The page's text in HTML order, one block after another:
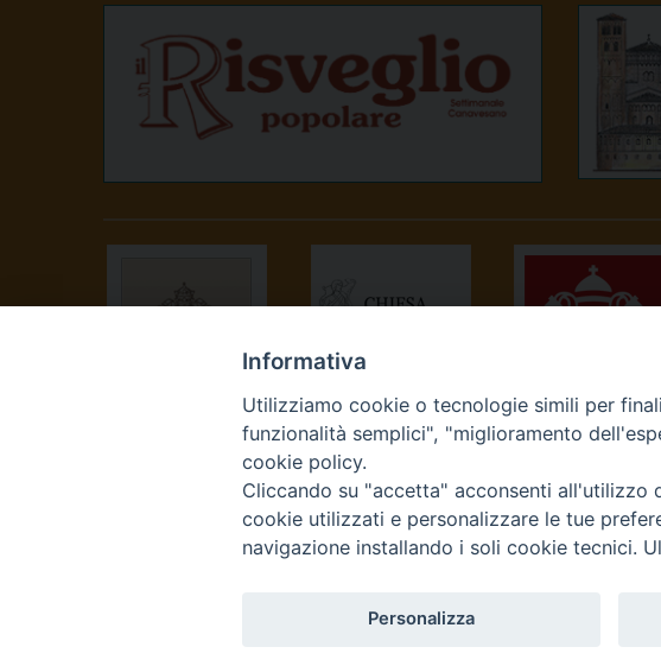
CONFERENZA
EPISCOPALE
ITALIANA
NEWS.VA
Curia Vescovile Piazza Castello, 3
Informativa
Utilizziamo cookie o tecnologie simili per
funzionalità semplici", "miglioramento
cookie policy.
Cliccando su "accetta" acconsenti all'utilizzo
cookie utilizzati e personalizzare le tue
navigazione installando i soli cookie tecnici.
Personalizza